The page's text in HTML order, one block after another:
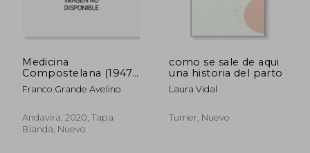
₡ 17.850 ₡
Medicina
Compostelana (1947-
1950)
Franco Grande Avelino
Andavira, 2020, Tapa
Blanda, Nuevo
como se sale de aqui
una historia del parto
Laura Vidal
Turner, Nuevo